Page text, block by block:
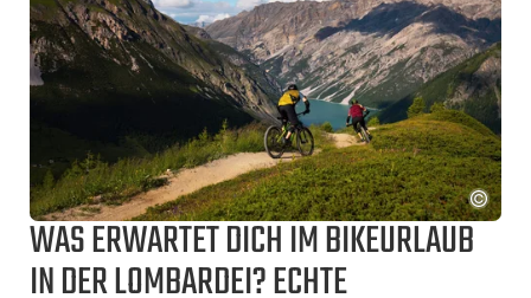
WAS ERWARTET DICH IM BIKEURLAUB
IN DER LOMBARDEI? ECHTE